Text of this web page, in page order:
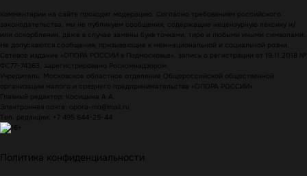
Комментарии на сайте проходят модерацию. Согласно требованиям российского
законодательства, мы не публикуем сообщения, содержащие нецензурную лексику и/
или оскорбления, даже в случае замены букв точками, тире и любыми иными символами.
Не допускаются сообщения, призывающие к межнациональной и социальной розни.
Сетевое издание «ОПОРА РОССИИ в Подмосковье», запись о регистрации от 19.11.2018 №
ФС77-74363, зарегистрировано Роскомнадзором.
Учредитель: Московское областное отделение Общероссийской общественной
организации малого и среднего предпринимательства «ОПОРА РОССИИ»
Главный редактор: Косицына А.А.
Электронная почта: opora-mo@mail.ru
Тел. редакции: +7 495 644-25-44
Политика конфиденциальности